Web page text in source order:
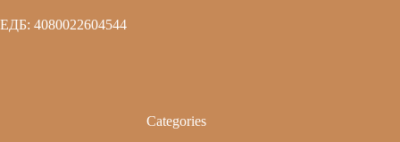
ЕДБ: 4080022604544
Categories